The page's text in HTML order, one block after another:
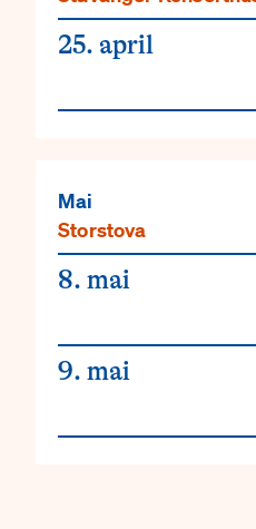
25. april
Mai
Storstova
8. mai
9. mai